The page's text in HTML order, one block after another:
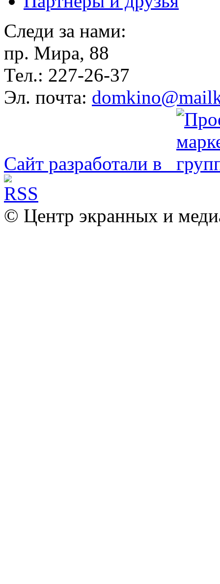
Следи за нами:
пр. Мира, 88
Тел.: 227-26-37
Эл. почта:
Сайт разработали в
© Центр экранных и